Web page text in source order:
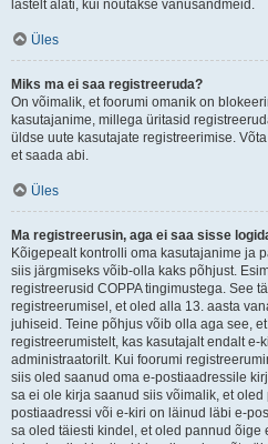
lastelt alati, kui nõutakse vanusandmeid.
Üles
Miks ma ei saa registreeruda?
On võimalik, et foorumi omanik on
kasutajanime, millega üritasid
üldse uute kasutajate registreerimise.
et saada abi.
Üles
Ma registreerusin, aga ei saa sisse
Kõigepealt kontrolli oma kasutajanime ja
siis järgmiseks võib-olla kaks põhjust.
registreerusid COPPA tingimustega. See
registreerumisel, et oled alla 13. aasta
juhiseid. Teine põhjus võib olla aga see,
registreerumistelt, kas kasutajalt endalt e-
administraatorilt. Kui foorumi
siis oled saanud oma e-postiaadressile
sa ei ole kirja saanud siis võimalik, et
postiaadressi või e-kiri on läinud läbi e-
sa oled täiesti kindel, et oled pannud õige